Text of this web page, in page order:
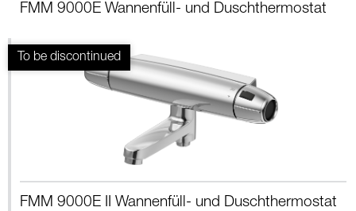
FMM 9000E Wannenfüll- und Duschthermostat
FMM 9000E II Wannenfüll- und Duschthermostat